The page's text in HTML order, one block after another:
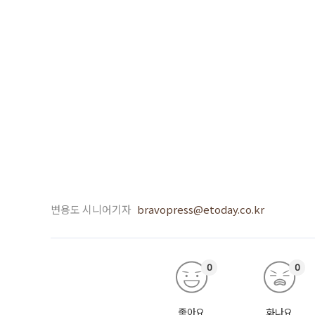
변용도 시니어기자 bravopress@etoday.co.kr
좋아요
0
화나요
0